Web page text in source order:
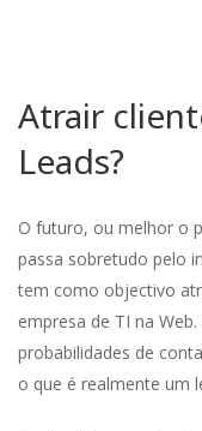
Atrair
Leads?
O futuro, ou melhor o
passa sobretudo pelo
tem como objectivo
empresa de TI na
probabilidades de
o que é realmente um